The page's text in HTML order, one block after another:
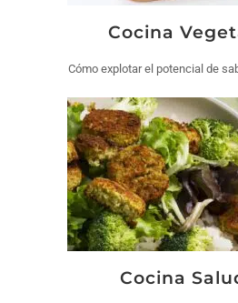
Cocina
Cómo explotar el potencial de
Cocina